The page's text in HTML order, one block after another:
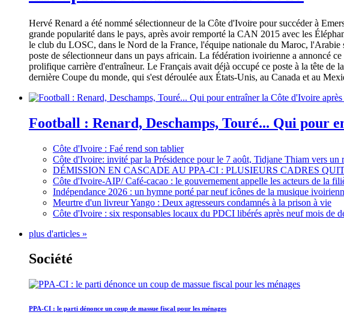
Hervé Renard a été nommé sélectionneur de la Côte d'Ivoire pour succéder à
grande popularité dans le pays, après avoir remporté la CAN 2015 avec les
le club du LOSC, dans le Nord de la France, l'équipe nationale du Maroc, l'Arabie
poste de sélectionneur dans un pays africain. La fédération ivoirienne a annoncé
prolifique carrière d'entraîneur. Le Français avait déjà occupé ce poste à la tête
dernière Coupe du monde, qui s'est déroulée aux États-Unis, au Canada et au
Football : Renard, Deschamps, Touré... Qui pour
Côte d'Ivoire : Faé rend son tablier
Côte d'Ivoire: invité par la Présidence pour le 7 août, Tidjane Thiam vers un
DÉMISSION EN CASCADE AU PPA-CI : PLUSIEURS CADRES
Côte d'Ivoire-AIP/ Café-cacao : le gouvernement appelle les acteurs de la
Indépendance 2026 : un hymne porté par neuf icônes de la musique
Meurtre d'un livreur Yango : Deux agresseurs condamnés à la prison à vie
Côte d'Ivoire : six responsables locaux du PDCI libérés après neuf mois de
plus d'articles »
Société
PPA-CI : le parti dénonce un coup de massue fiscal pour les ménages